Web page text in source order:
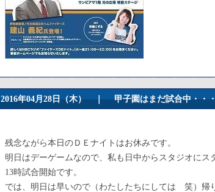
2016年04月28日（木） ｜甲子園はまだ試合中・・
残念ながら本日のＤＥナイトはお休みです。
明日はデーゲームなので、私も日中からスタジオにス
13時試合開始です。
では、明日は早いので（わたしたちにしては 笑）帰